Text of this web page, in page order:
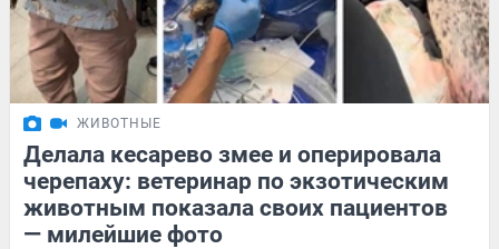
ЖИВОТНЫЕ
Делала кесарево змее и оперировала
черепаху: ветеринар по экзотическим
животным показала своих пациентов
— милейшие фото